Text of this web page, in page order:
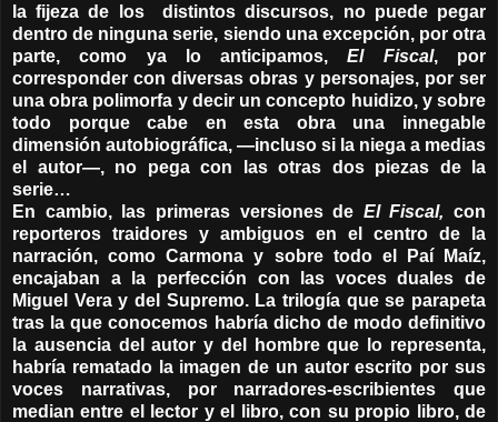
la fijeza de los distintos discursos, no puede pegar
dentro de ninguna serie, siendo una excepción, por otra
parte, como ya lo anticipamos,El Fiscal, por
corresponder con diversas obras y personajes, por ser
una obra polimorfa y decir un concepto huidizo, y sobre
todo porque cabe en esta obra una innegable
dimensión autobiográfica, —incluso si la niega a medias
el autor—, no pega con las otras dos piezas de la
serie…
En cambio, las primeras versiones de El Fiscal, con
reporteros traidores y ambiguos en el centro de la
narración, como Carmona y sobre todo el Paí Maíz,
encajaban a la perfección con las voces duales de
Miguel Vera y del Supremo. La trilogía que se parapeta
tras la que conocemos habría dicho de modo definitivo
la ausencia del autor y del hombre que lo representa,
habría rematado la imagen de un autor escrito por sus
voces narrativas, por narradores-escribientes que
median entre el lector y el libro, con su propio libro, de